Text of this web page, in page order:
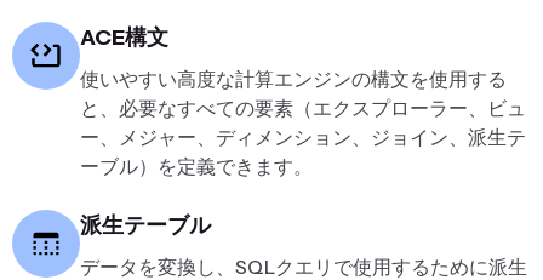
ACE構文
使いやすい高度な計算エンジンの構文を使用する
と、必要なすべての要素（エクスプローラー、ビュ
ー、メジャー、ディメンション、ジョイン、派生テ
ーブル）を定義できます。
派生テーブル
データを変換し、SQLクエリで使用するために派生